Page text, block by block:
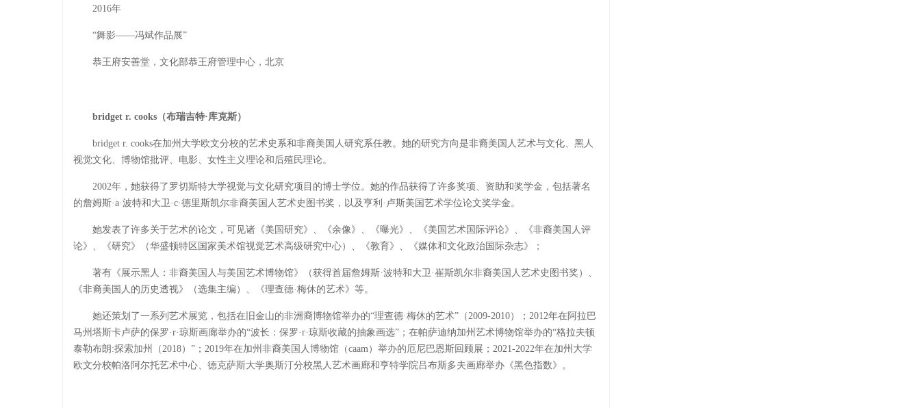
2016年
“舞影——冯斌作品展”
恭王府安善堂，文化部恭王府管理中心，北京
bridget r. cooks（布瑞吉特·库克斯）
bridget r. cooks在加州大学欧文分校的艺术史系和非裔美国人研究系任教。她的研究方向是非裔美国人艺术与文化、黑人
视觉文化、博物馆批评、电影、女性主义理论和后殖民理论。
2002年，她获得了罗切斯特大学视觉与文化研究项目的博士学位。她的作品获得了许多奖项、资助和奖学金，包括著名
的詹姆斯·a·波特和大卫·c·德里斯凯尔非裔美国人艺术史图书奖，以及亨利·卢斯美国艺术学位论文奖学金。
她发表了许多关于艺术的论文，可见诸《美国研究》、《余像》、《曝光》、《美国艺术国际评论》、《非裔美国人评
论》、《研究》（华盛顿特区国家美术馆视觉艺术高级研究中心）、《教育》、《媒体和文化政治国际杂志》；
著有《展示黑人：非裔美国人与美国艺术博物馆》（获得首届詹姆斯·波特和大卫·崔斯凯尔非裔美国人艺术史图书奖）、
《非裔美国人的历史透视》（选集主编）、《理查德·梅休的艺术》等。
她还策划了一系列艺术展览，包括在旧金山的非洲裔博物馆举办的“理查德·梅休的艺术”（2009-2010）；2012年在阿拉巴
马州塔斯卡卢萨的保罗·r·琼斯画廊举办的“波长：保罗·r·琼斯收藏的抽象画选”；在帕萨迪纳加州艺术博物馆举办的“格拉夫顿
泰勒布朗:探索加州（2018）”；2019年在加州非裔美国人博物馆（caam）举办的厄尼巴恩斯回顾展；2021-2022年在加州大学
欧文分校帕洛阿尔托艺术中心、德克萨斯大学奥斯汀分校黑人艺术画廊和亨特学院吕布斯多夫画廊举办《黑色指数》。